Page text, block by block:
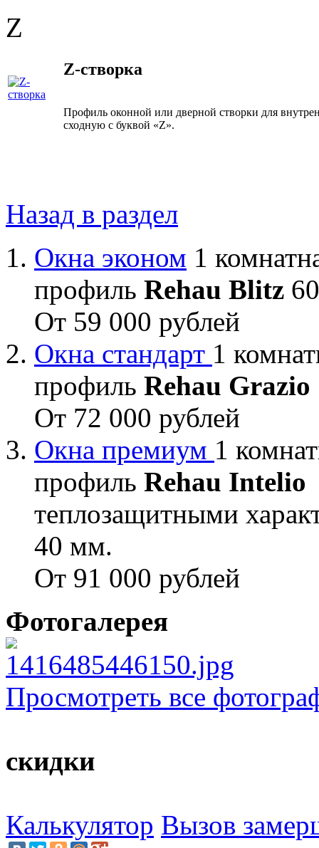
Z
Z-створка
Профиль оконной или дверной створки для
сходную с буквой «Z».
Назад в раздел
Окна эконом 1
профиль Rehau Blitz
От 59 000 рублей
Окна стандарт 1
профиль Rehau Grazio
От 72 000 рублей
Окна премиум 1
профиль Rehau Intelio
теплозащитными
40 мм.
От 91 000 рублей
Фотогалерея
Просмотреть все
скидки
Калькулятор Вызов